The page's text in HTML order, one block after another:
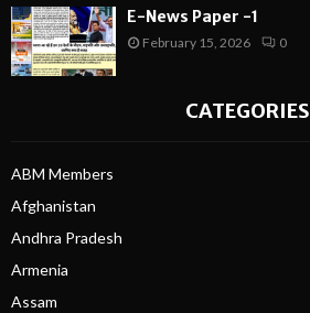
E-News Paper -1
February 15, 2026 0
CATEGORIES
ABM Members
Afghanistan
Andhra Pradesh
Armenia
Assam